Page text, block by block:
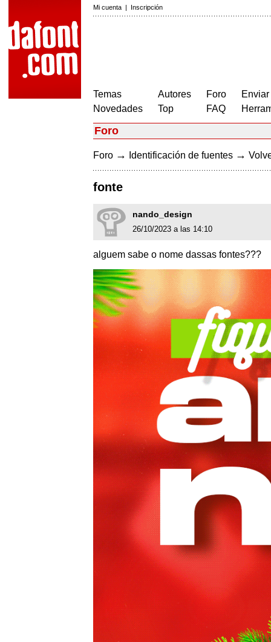
Mi cuenta | Inscripción
Temas
Novedades
Autores
Top
Foro
FAQ
Foro
Foro → Identificación de fuentes →
fonte
nando_design
26/10/2023 a las 14:10
alguem sabe o nome dassas fontes???